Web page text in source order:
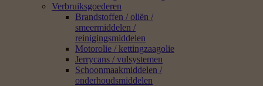
Verbruiksgoederen
Brandstoffen / oliën /
smeermiddelen /
reinigingsmiddelen
Motorolie / kettingzaagolie
Jerrycans / vulsystemen
Schoonmaakmiddelen /
onderhoudsmiddelen